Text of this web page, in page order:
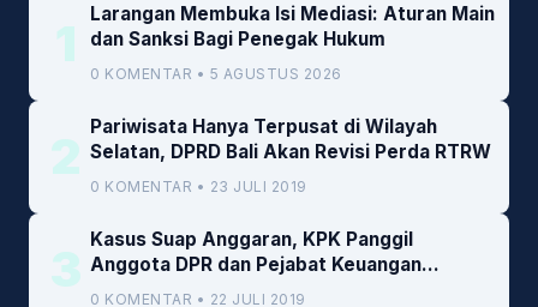
1
Larangan Membuka Isi Mediasi: Aturan Main
dan Sanksi Bagi Penegak Hukum
0 KOMENTAR • 5 AGUSTUS 2026
2
Pariwisata Hanya Terpusat di Wilayah
Selatan, DPRD Bali Akan Revisi Perda RTRW
0 KOMENTAR • 23 JULI 2019
3
Kasus Suap Anggaran, KPK Panggil
Anggota DPR dan Pejabat Keuangan
Kemenkeu
0 KOMENTAR • 22 JULI 2019